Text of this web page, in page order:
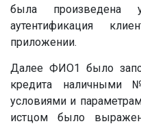
была произведена
аутентификация
приложении.
Далее ФИО1 было
кредита наличными
условиями и
истцом было